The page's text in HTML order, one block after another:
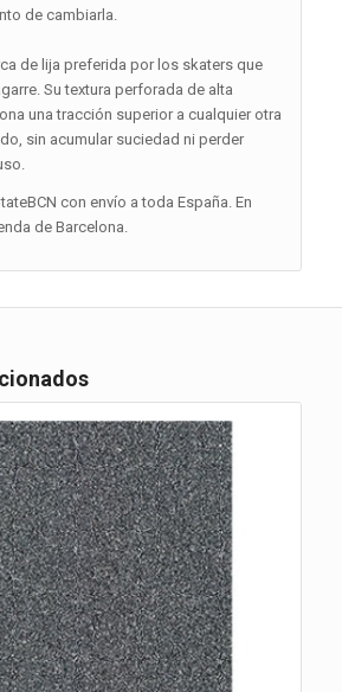
de cambiarla.
de lija preferida por los skaters que
Su textura perforada de alta
una tracción superior a cualquier otra
sin acumular suciedad ni perder
con envío a toda España. En
de Barcelona.